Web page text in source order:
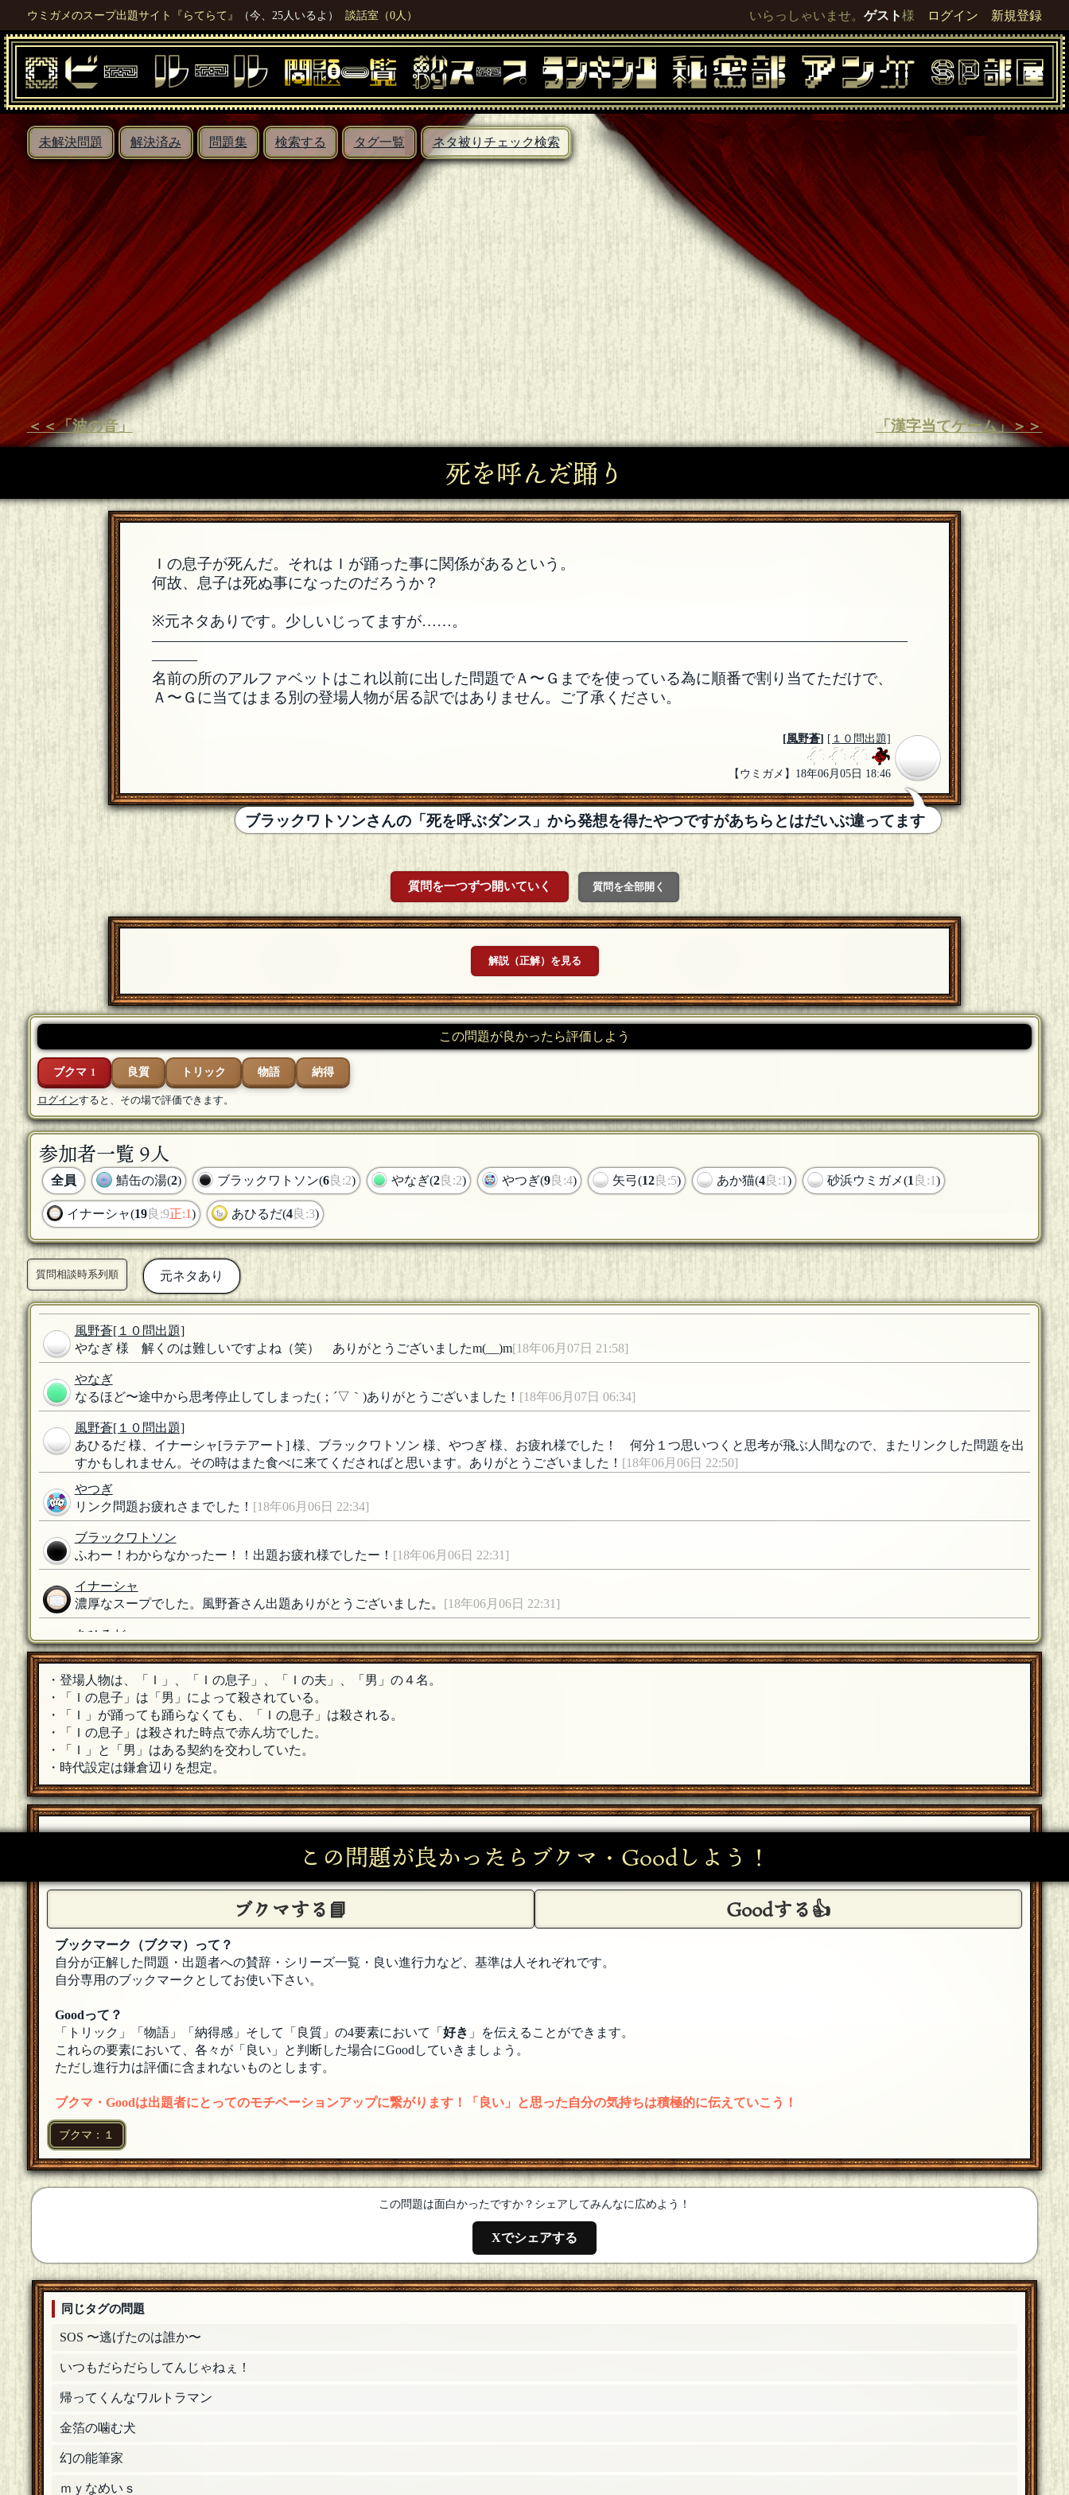
ウミガメのスープ出題サイト『らてらて』 （今、25人いるよ） 談話室（0人） いらっしゃいませ。ゲスト様 ログイン 新規登録
未解決問題 解決済み 問題集 検索する タグ一覧 ネタ被りチェック検索
＜＜「波の音」 「漢字当てゲーム」＞＞
死を呼んだ踊り
Ｉの息子が死んだ。それはＩが踊った事に関係があるという。
何故、息子は死ぬ事になったのだろうか？
※元ネタありです。少しいじってますが……。
――――――――――――――――――――――――――――――――――――――――――――――――――
―――
名前の所のアルファベットはこれ以前に出した問題でＡ〜Ｇまでを使っている為に順番で割り当てただけで、
Ａ〜Ｇに当てはまる別の登場人物が居る訳ではありません。ご了承ください。
[風野蒼] [１０問出題]
【ウミガメ】18年06月05日 18:46
ブラックワトソンさんの「死を呼ぶダンス」から発想を得たやつですがあちらとはだいぶ違ってます
質問を一つずつ開いていく 質問を全部開く
解説（正解）を見る
この問題が良かったら評価しよう
ブクマ 1 良質 トリック 物語 納得
ログインすると、その場で評価できます。
参加者一覧 9人
全員 鯖缶の湯(2) ブラックワトソン(6良:2) やなぎ(2良:2) やつぎ(9良:4) 矢弓(12良:5) あか猫(4良:1) 砂浜ウミガメ(1良:1)
イナーシャ(19良:9正:1) あひるだ(4良:3)
質問相談時系列順 元ネタあり
風野蒼[１０問出題]
やなぎ 様 解くのは難しいですよね（笑） ありがとうございましたm(__)m[18年06月07日 21:58]
やなぎ
なるほど〜途中から思考停止してしまった(；´▽｀)ありがとうございました！ [18年06月07日 06:34]
風野蒼[１０問出題]
あひるだ 様、イナーシャ[ラテアート] 様、ブラックワトソン 様、やつぎ 様、お疲れ様でした！ 何分１つ思いつくと思考が飛ぶ人間なので、またリンクした問題を出
すかもしれません。その時はまた食べに来てくださればと思います。ありがとうございました！ [18年06月06日 22:50]
やつぎ
リンク問題お疲れさまでした！ [18年06月06日 22:34]
ブラックワトソン
ふわー！わからなかったー！！出題お疲れ様でしたー！ [18年06月06日 22:31]
イナーシャ
濃厚なスープでした。風野蒼さん出題ありがとうございました。
[18年06月06日 22:31]
あひるだ
出題お疲れ様です！ やはり自分は推理したというより知っていた状態だったので、最後はお口ミッフィー(・x・)で見守らせて頂きました。[編集済] [18年06月06日
風野蒼[１０問出題]
「波の音」の方も解答出しておきますね～ [18年06月06日 22:19]
風野蒼
[１０問出題]
と言うわけで終わりです！ イナーシャ[ラテアート] 様、FAおめでとうございます！
風野蒼[１０問出題]
イナーシャ[ラテアート] 様 それは流石に転生とかしてないと無理じゃないですかね（苦笑）[18年06月06日 21:56]
赤ん坊だし無理かな？と思いつつももしかしたらめっちゃ有能なスーパーベビーかも…とか思って質問してしまいましたｗ
風野蒼[１０問出題]
あひるだ 様、いらっしゃいませ！ [18年06月06日 06:19]
あひるだ
ちらっと参加して寝落ちします[編集済] [18年06月06日 00:17]
風野蒼[１０問出題]
風野蒼[１０問出題]
イナーシャ[ラテアート] 様、やつぎ 様、いらっしゃいませ！[18年06月05日 22:49]
波の音、からダッシュしてきました！[18年06月05日 22:41]
イナーシャ
参加させていただきます。
風野蒼[１０問出題]
[18年06月05日 22:33]
あか猫
参加しますーん三┏( ^o^)┛[18年06月05日 22:29]
[１０回良質問]
参加します[18年06月05日 22:10]
風野蒼 [１０問出題]
やつぎ 様、いらっしゃいませ！
やつぎ
おっと、ブラックワトソン様がいらっしゃるとは（笑）いらっしゃいませ！
・登場人物は、「Ｉ」、「Ｉの息子」、「Ｉの夫」、「男」の４名。
・「Ｉの息子」は「男」によって殺されている。
・「Ｉ」が踊っても踊らなくても、「Ｉの息子」は殺される。
・「Ｉの息子」は殺された時点で赤ん坊でした。
・「Ｉ」と「男」はある契約を交わしていた。
・時代設定は鎌倉辺りを想定。
この問題が良かったらブクマ・Goodしよう！
ブクマする📘 Goodする👍
ブックマーク（ブクマ）って？
自分が正解した問題・出題者への賛辞・シリーズ一覧・良い進行力など、基準は人それぞれです。
自分専用のブックマークとしてお使い下さい。
Goodって？
「トリック」「物語」「納得感」そして「良質」の4要素において「 好き 」を伝えることができます。
これらの要素において、各々が「良い」と判断した場合にGoodしていきましょう。
ただし進行力は評価に含まれないものとします。
ブクマ・Goodは出題者にとってのモチベーションアップに繋がります！「良い」と思った自分の気持ちは積極的に伝えていこう！
ブクマ：１
この問題は面白かったですか？シェアしてみんなに広めよう！
Xでシェアする
同じタグの問題
SOS 〜逃げたのは誰か〜
いつもだらだらしてんじゃねぇ！
帰ってくんなワルトラマン
金箔の噛む犬
幻の能筆家
ｍｙなめいｓ